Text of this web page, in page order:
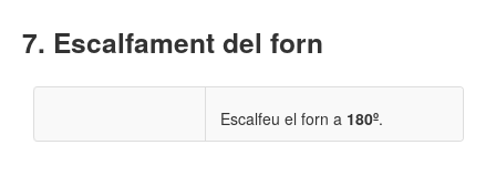
Escalfament del forn
Escalfeu el forn a 180º.